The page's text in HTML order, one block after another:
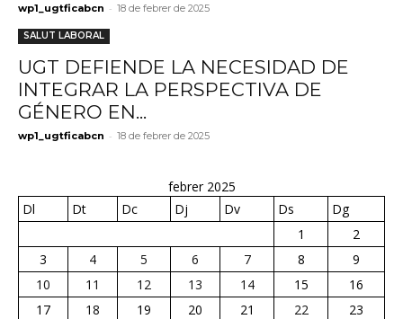
wp1_ugtficabcn - 18 de febrer de 2025
SALUT LABORAL
UGT DEFIENDE LA NECESIDAD DE
INTEGRAR LA PERSPECTIVA DE
GÉNERO EN...
wp1_ugtficabcn - 18 de febrer de 2025
febrer 2025
Dl
Dt Dc Dj Dv Ds
Dg
1
2
3
4 5 6 7 8
9
10
11 12 13 14 15
16
17
18 19 20 21 22
23